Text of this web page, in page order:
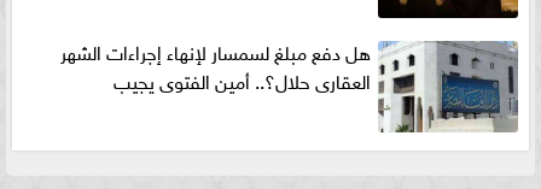
هل دفع مبلغ لسمسار لإنهاء إجراءات الشهر
العقارى حلال؟.. أمين الفتوى يجيب